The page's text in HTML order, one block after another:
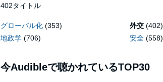
402タイトル
グローバル化 (353) 外交 (402)
地政学 (706) 安全 (558)
今Audibleで聴かれているTOP30